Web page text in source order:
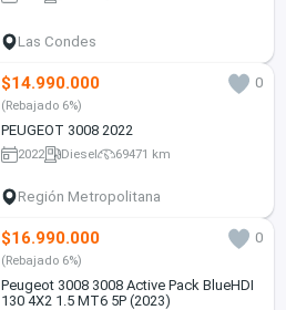
Las Condes
$14.990.000 0
(Rebajado 6%)
PEUGEOT 3008 2022
2022 Diesel 69471 km
Región Metropolitana
$16.990.000 0
(Rebajado 6%)
Peugeot 3008 3008 Active Pack BlueHDI
130 4X2 1.5 MT6 5P (2023)